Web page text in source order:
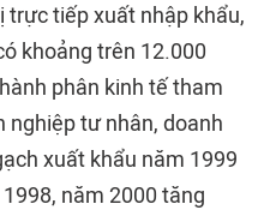
trực tiếp xuất nhập khẩu,
khoảng trên 12.000
phân kinh tế tham
nghiệp tư nhân, doanh
xuất khẩu năm 1999
năm 2000 tăng